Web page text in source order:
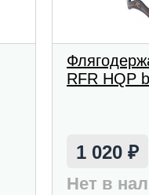
RFR HQP
1 020₽
Нет в